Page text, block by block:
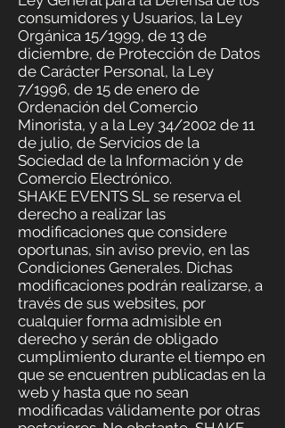
consumidores y Usuarios, la Ley
Orgánica 15/1999, de 13 de
diciembre, de Protección de Datos
de Carácter Personal, la Ley
7/1996, de 15 de enero de
Ordenación del Comercio
Minorista, y a la Ley 34/2002 de 11
de julio, de Servicios de la
Sociedad de la Información y de
Comercio Electrónico.
SHAKE EVENTS SL se reserva el
derecho a realizar las
modificaciones que considere
oportunas, sin aviso previo, en las
Condiciones Generales. Dichas
modificaciones podrán realizarse, a
través de sus websites, por
cualquier forma admisible en
derecho y serán de obligado
cumplimiento durante el tiempo en
que se encuentren publicadas en la
web y hasta que no sean
modificadas válidamente por otras